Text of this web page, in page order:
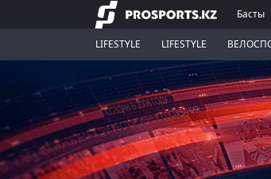
Басты
LIFESTYLE LIFESTYLE